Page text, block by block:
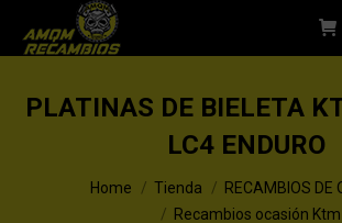
PLATINAS DE BIELETA
LC4 ENDURO
You are here:Home Tienda
RECAMBIOS DE
Recambios ocasión Ktm